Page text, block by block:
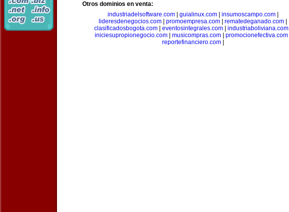
Otros dominios en venta:
industriadelsoftware.com| guialinux.com| insumoscampo.com|
lideresdenegocios.com
promoempresa.com rematedeganado.com
clasificadosbogota.com
eventosintegrales.com industriaboliviana.com
iniciesupropionegocio.com
musicompras.com promocionefectiva.com
reportefinanciero.com|